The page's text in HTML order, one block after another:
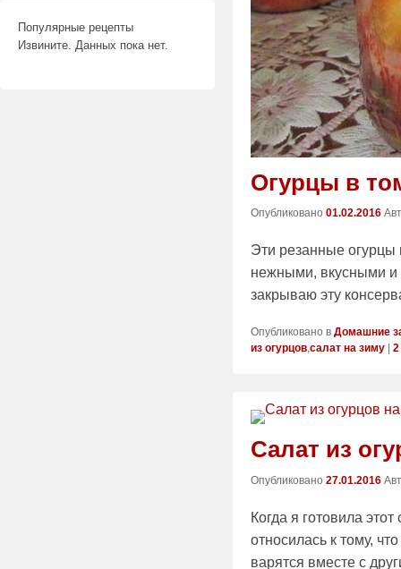
Огурцы в
Опубликовано 01.02.2016
Эти резанные огурцы
нежными, вкусными и
закрываю эту
Опубликовано в Домашние
из огурцов,салат на зиму 2
Салат из
Опубликовано 27.01.2016
Когда я готовила
относилась к тому,
варятся вместе с
Популярные рецепты
Извините. Данных пока нет.